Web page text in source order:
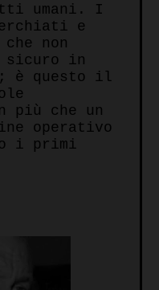
umani. I
e
non
sicuro in
è questo il
più che un
operativo
i primi